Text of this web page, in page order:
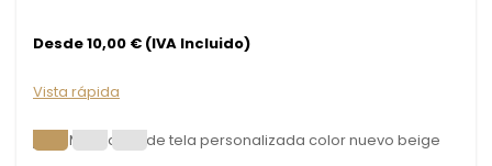
Desde 10,00 € (IVA Incluido)
Vista rápida